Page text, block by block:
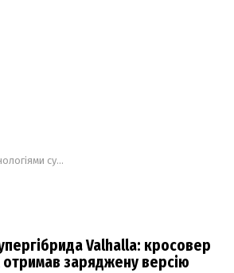
кросовер Aston Martin DBX отримав заряджену версію
Valhalla: кросовер
заряджену версію